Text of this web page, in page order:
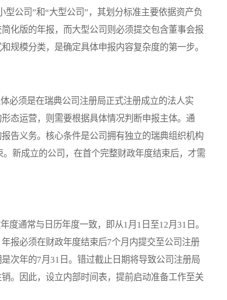
公司”和“大型公司”，其划分标准主要依据资产负
化版的年报，而大型公司则必须提交包含董事会报
规模分类，是确定具体申报内容复杂度的第一步。
须是在瑞典公司注册局正式注册成立的法人实
态运营，则需要根据具体情况判断申报主体。通
告义务。核心条件是公司拥有独立的瑞典组织机构
新成立的公司，在首个完整财政年度结束后，才需
通常与日历年度一致，即从1月1日至12月31日。
报必须在财政年度结束后7个月内提交至公司注册
次年的7月31日。错过截止日期将导致公司注册局
。因此，设立内部时间表，提前启动准备工作至关